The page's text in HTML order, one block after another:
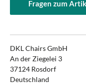
Fragen zum
DKL Chairs GmbH
An der Ziegelei 3
37124 Rosdorf
Deutschland